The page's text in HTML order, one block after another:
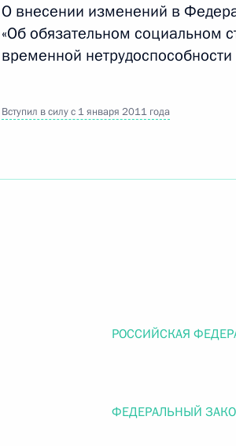
Вид документа
Все
Федерального закона «Об образовании в
Федеральный закон от
О внесении изменений в
«Об обязательном социальном
временной
Вступил в силу с 1 января 2011 года
РОССИЙСКАЯ
ФЕДЕРАЛЬНЫЙ